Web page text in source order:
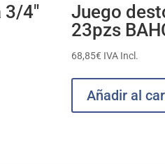
3/4″
Juego
23pzs
68,85€ IVA Incl.
Añadir al